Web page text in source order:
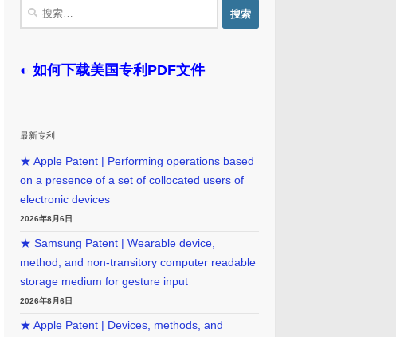
搜
索：
◐ 如何下载美国专利PDF文件
最新专利
★ Apple Patent | Performing operations based
on a presence of a set of collocated users of
electronic devices
2026年8月6日
★ Samsung Patent | Wearable device,
method, and non-transitory computer readable
storage medium for gesture input
2026年8月6日
★ Apple Patent | Devices, methods, and